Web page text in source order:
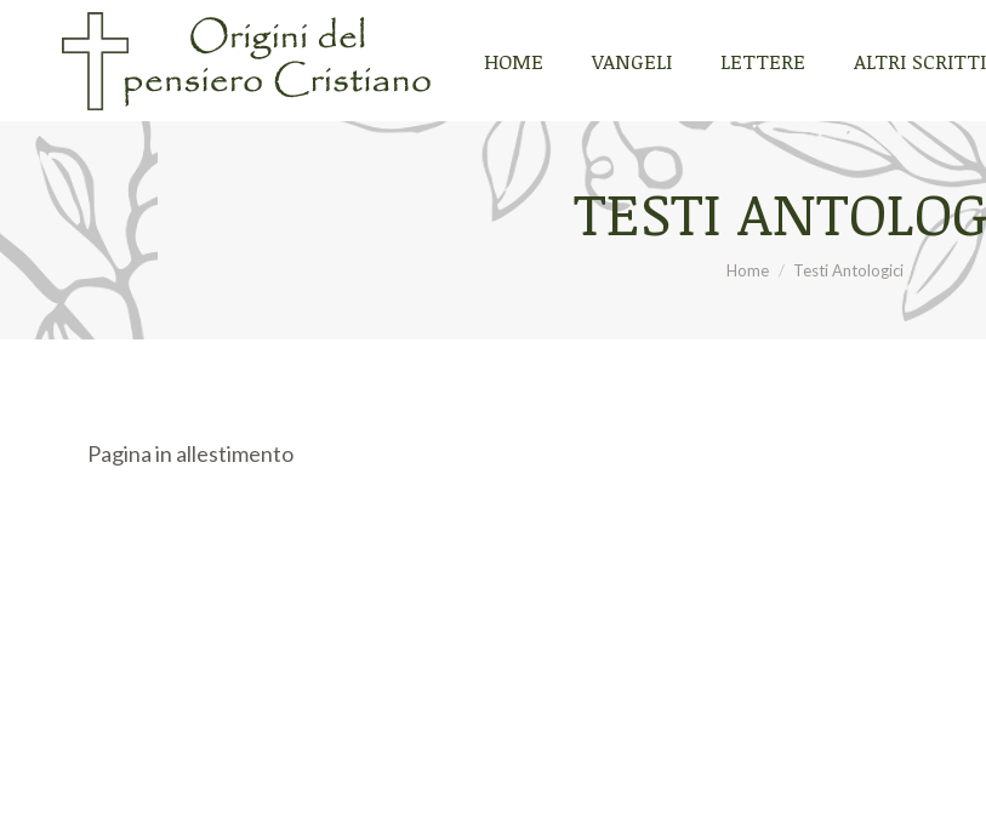
HOME VANGELI LETTERE ALTRI SCRITTI
TESTI
Tu sei qui:
Home Testi Antologici
Pagina in allestimento